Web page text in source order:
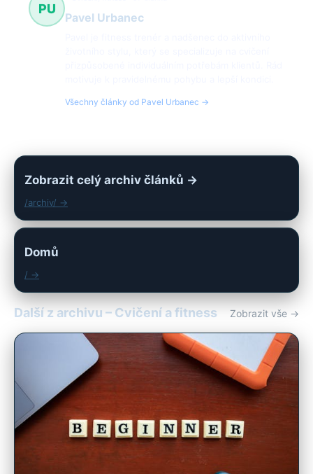
PU
Pavel Urbanec
Všechny články od Pavel Urbanec →
Zobrazit celý archiv článků →
/archiv/ →
Domů
/ →
Další z archivu – Cvičení a fitness Zobrazit vše →